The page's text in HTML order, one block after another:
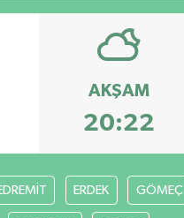
AKŞAM
20:22
ERDEK GÖMEÇ